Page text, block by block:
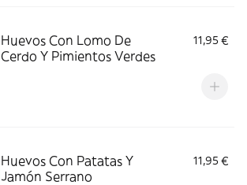
Huevos Con Lomo De
Cerdo Y Pimientos Verdes
11,95 €
Huevos Con Patatas Y
Jamón Serrano
11,95 €